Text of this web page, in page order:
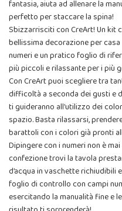
fantasia, aiuta ad allenare la
perfetto per staccare la spina!
Sbizzarrisciti con CreArt! Un kit
bellissima decorazione per
numeri e un pratico foglio di
più piccoli e rilassante per i più
Con CreArt puoi scegliere tra
difficoltà a seconda dei gusti e
ti guideranno all’utilizzo dei
spazio. Basta rilassarsi,
barattoli con i colori già pronti
Dipingere con i numeri non è
confezione trovi la tavola
d’acqua in vaschette richiudibili
foglio di controllo con campi
esercitando la manualità fine e